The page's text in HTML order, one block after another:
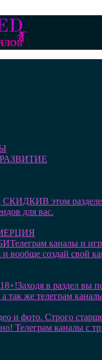
СКИДКИВ этом
для вас.
Телеграм каналы и
вообще создай свой
Заходя в раздел вы
так же телеграм
и фото. Строго
Телеграм каналы с